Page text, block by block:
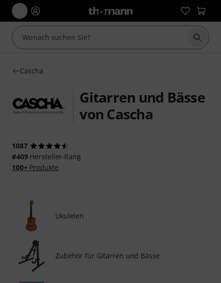
Suche
Cascha
Gitarren und Bässe
von Cascha
1087
#409Hersteller-Rang
100+Produkte
Ukulelen
Zubehör für Gitarren und Bässe